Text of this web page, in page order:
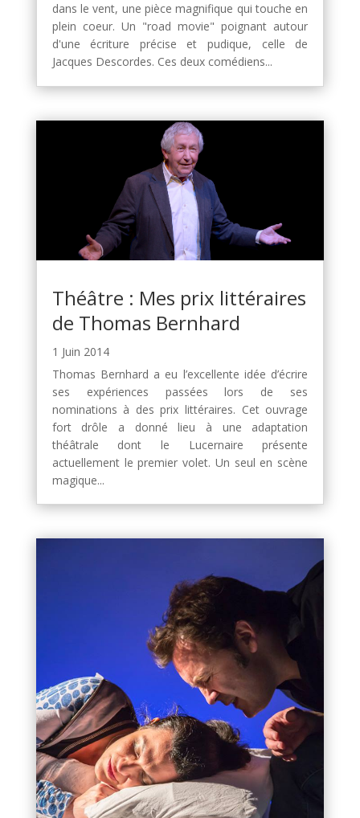
dans le vent, une pièce magnifique qui touche en
plein coeur. Un "road movie" poignant autour
d'une écriture précise et pudique, celle de
Jacques Descordes. Ces deux comédiens...
Théâtre : Mes prix littéraires
de Thomas Bernhard
1 Juin 2014
Thomas Bernhard a eu l’excellente idée d’écrire
ses expériences passées lors de ses
nominations à des prix littéraires. Cet ouvrage
fort drôle a donné lieu à une adaptation
théâtrale dont le Lucernaire présente
actuellement le premier volet. Un seul en scène
magique...